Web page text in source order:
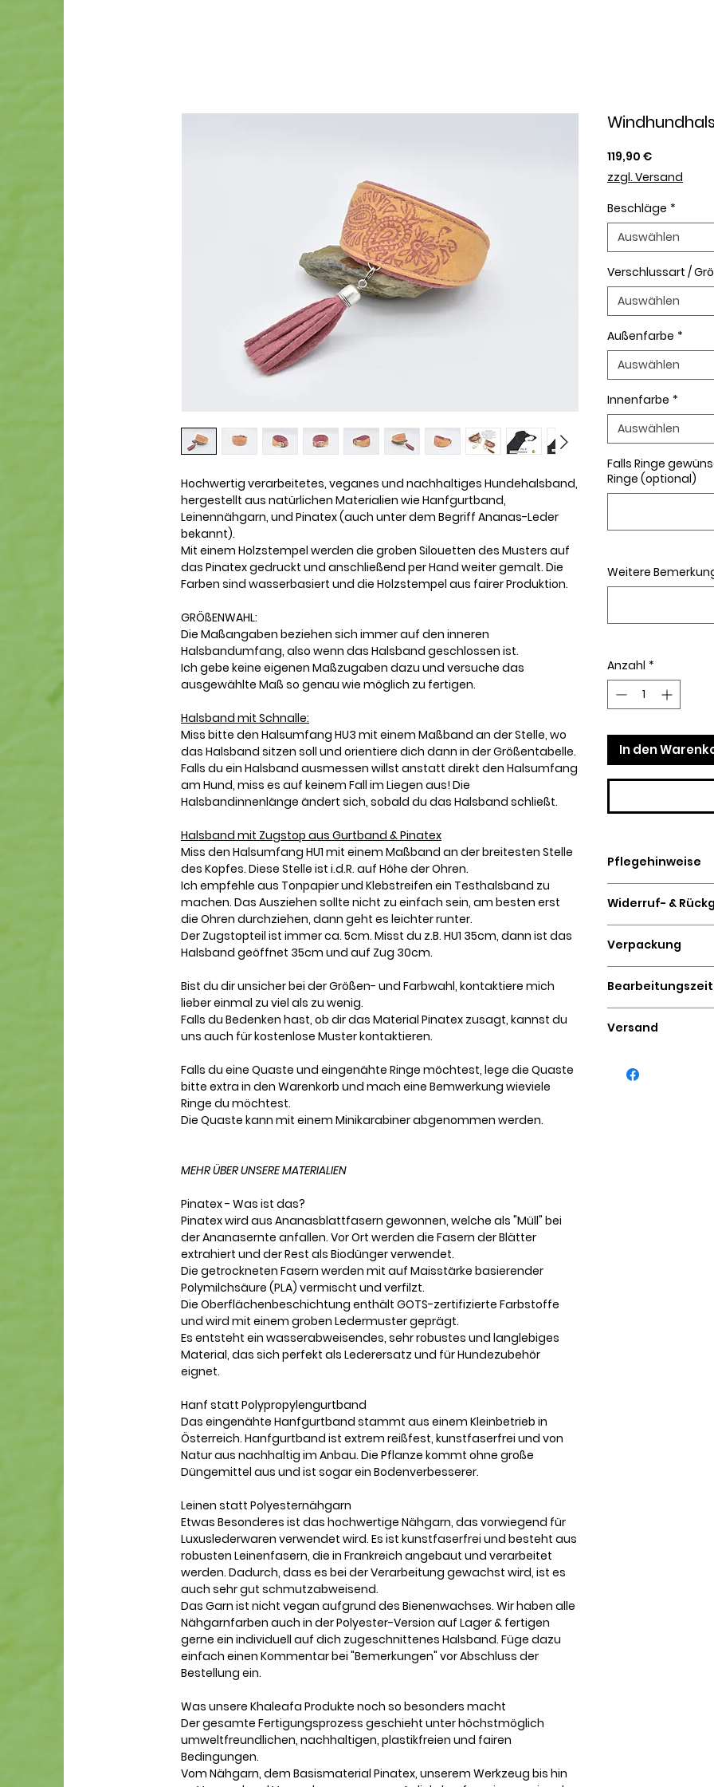
Hochwertig verarbeitetes, veganes und nachhaltiges Hundehalsband,
hergestellt aus natürlichen Materialien wie Hanfgurtband,
Leinennähgarn, und Pinatex (auch unter dem Begriff Ananas-Leder
bekannt).
Mit einem Holzstempel werden die groben Silouetten des Musters auf
das Pinatex gedruckt und anschließend per Hand weiter gemalt. Die
Farben sind wasserbasiert und die Holzstempel aus fairer Produktion.
GRÖßENWAHL:
Die Maßangaben beziehen sich immer auf den inneren
Halsbandumfang, also wenn das Halsband geschlossen ist.
Ich gebe keine eigenen Maßzugaben dazu und versuche das
ausgewählte Maß so genau wie möglich zu fertigen.
Halsband mit Schnalle:
Miss bitte den Halsumfang HU3 mit einem Maßband an der Stelle, wo
das Halsband sitzen soll und orientiere dich dann in der Größentabelle.
Falls du ein Halsband ausmessen willst anstatt direkt den Halsumfang
am Hund, miss es auf keinem Fall im Liegen aus! Die
Halsbandinnenlänge ändert sich, sobald du das Halsband schließt.
Halsband mit Zugstop aus Gurtband & Pinatex
Miss den Halsumfang HU1 mit einem Maßband an der breitesten Stelle
des Kopfes. Diese Stelle ist i.d.R. auf Höhe der Ohren.
Ich empfehle aus Tonpapier und Klebstreifen ein Testhalsband zu
machen. Das Ausziehen sollte nicht zu einfach sein, am besten erst
die Ohren durchziehen, dann geht es leichter runter.
Der Zugstopteil ist immer ca. 5cm. Misst du z.B. HU1 35cm, dann ist das
Halsband geöffnet 35cm und auf Zug 30cm.
Bist du dir unsicher bei der Größen- und Farbwahl, kontaktiere mich
lieber einmal zu viel als zu wenig.
Falls du Bedenken hast, ob dir das Material Pinatex zusagt, kannst du
uns auch für kostenlose Muster kontaktieren.
Falls du eine Quaste und eingenähte Ringe möchtest, lege die Quaste
bitte extra in den Warenkorb und mach eine Bemwerkung wieviele
Ringe du möchtest.
Die Quaste kann mit einem Minikarabiner abgenommen werden.
MEHR ÜBER UNSERE MATERIALIEN
Pinatex - Was ist das?
Pinatex wird aus Ananasblattfasern gewonnen, welche als "Müll" bei
der Ananasernte anfallen. Vor Ort werden die Fasern der Blätter
extrahiert und der Rest als Biodünger verwendet.
Die getrockneten Fasern werden mit auf Maisstärke basierender
Polymilchsäure (PLA) vermischt und verfilzt.
Die Oberflächenbeschichtung enthält GOTS-zertifizierte Farbstoffe
und wird mit einem groben Ledermuster geprägt.
Es entsteht ein wasserabweisendes, sehr robustes und langlebiges
Material, das sich perfekt als Lederersatz und für Hundezubehör
eignet.
Hanf statt Polypropylengurtband
Das eingenähte Hanfgurtband stammt aus einem Kleinbetrieb in
Österreich. Hanfgurtband ist extrem reißfest, kunstfaserfrei und von
Natur aus nachhaltig im Anbau. Die Pflanze kommt ohne große
Düngemittel aus und ist sogar ein Bodenverbesserer.
Leinen statt Polyesternähgarn
Etwas Besonderes ist das hochwertige Nähgarn, das vorwiegend für
Luxuslederwaren verwendet wird. Es ist kunstfaserfrei und besteht aus
robusten Leinenfasern, die in Frankreich angebaut und verarbeitet
werden. Dadurch, dass es bei der Verarbeitung gewachst wird, ist es
auch sehr gut schmutzabweisend.
Das Garn ist nicht vegan aufgrund des Bienenwachses. Wir haben alle
Nähgarnfarben auch in der Polyester-Version auf Lager & fertigen
gerne ein individuell auf dich zugeschnittenes Halsband. Füge dazu
einfach einen Kommentar bei "Bemerkungen" vor Abschluss der
Bestellung ein.
Was unsere Khaleafa Produkte noch so besonders macht
Der gesamte Fertigungsprozess geschieht unter höchstmöglich
umweltfreundlichen, nachhaltigen, plastikfreien und fairen
Bedingungen.
Vom Nähgarn, dem Basismaterial Pinatex, unserem Werkzeug bis hin
119,90 €Preis
zzgl. Versand
Beschläge *
Auswählen
Verschlussart /
Auswählen
Außenfarbe *
Auswählen
Innenfarbe *
Auswählen
Falls Ringe
Ringe (optional)
Weitere
Anzahl *
In den
Pflegehinweise
Reinigungsmitteln!
Mit Wasser und
Danach mit einer
Widerruf- &
tägiges
vom Umtausch
Alle Bedingungen
Verpackung
Graskartons
Bearbeitungszeit
Versand